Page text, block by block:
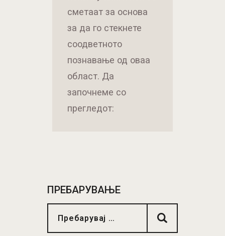
сметаат за основа
за да го стекнете
соодветното
познавање од оваа
област. Да
започнеме со
прегледот:
ПРЕБАРУВАЊЕ